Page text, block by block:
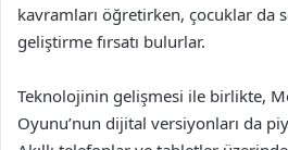
kavramları öğretirken, çocuklar da
geliştirme fırsatı bulurlar.
Teknolojinin gelişmesi ile birlikte,
Oyunu’nun dijital versiyonları da